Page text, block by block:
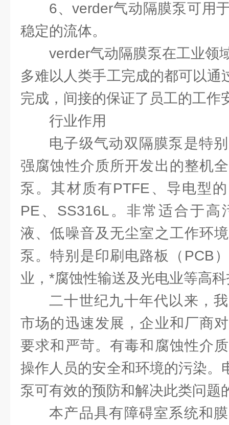
6、verder气动隔膜泵可用
稳定的流体。
verder气动隔膜泵在工业领
多难以人类手工完成的都可以通
完成，间接的保证了员工的工作
行业作用
电子级气动双隔膜泵是特
强腐蚀性介质所开发出的整机
泵。其材质有PTFE、导电型
PE、SS316L。非常适合于高
液、低噪音及无尘室之工作环
泵。特别是印刷电路板（PCB
业，*腐蚀性输送及光电业等高
二十世纪九十年代以来，
市场的迅速发展，企业和厂商
要求和严苛。有毒和腐蚀性介
操作人员的安全和环境的污染。
泵可有效的预防和解决此类问题
本产品具有障碍室系统和